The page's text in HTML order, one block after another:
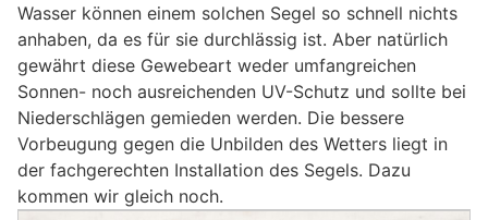
Wasser können einem solchen Segel so schnell nichts
anhaben, da es für sie durchlässig ist. Aber natürlich
gewährt diese Gewebeart weder umfangreichen
Sonnen- noch ausreichenden UV-Schutz und sollte bei
Niederschlägen gemieden werden. Die bessere
Vorbeugung gegen die Unbilden des Wetters liegt in
der fachgerechten Installation des Segels. Dazu
kommen wir gleich noch.